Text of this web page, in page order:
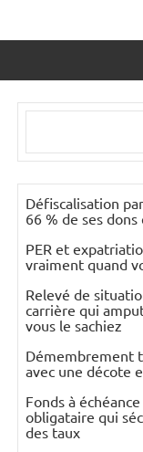
Défiscalisation
66 % de ses
PER et
vraiment quand
Relevé de
carrière qui
vous le sachiez
Démembrement
avec une décote
Fonds à
obligataire qui
des taux